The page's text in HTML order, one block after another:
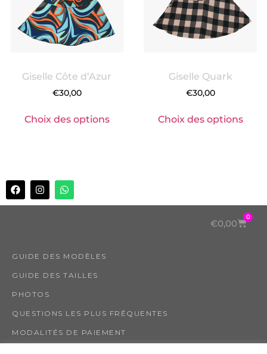
Giselle Côte d’Azur
€30,00
Choix des options
Giselle Quark
€30,00
Choix des options
€0,00
0
GUIDE DES MODÈLES
GUIDE DES TAILLES
PHOTOS
QUESTIONS LES PLUS FRÉQUENTES
MODALITÉS DE PAIEMENT